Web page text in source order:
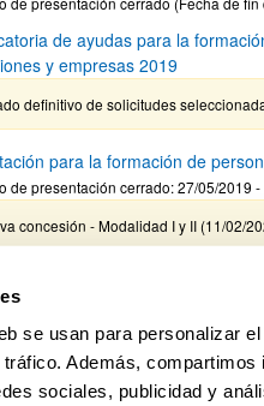
se usan para personalizar
Además,
sociales, publicidad y
de ayudas para la
y empresas 2019
definitivo de solicitudes
para la formación de
de presentación cerrado: 27/05/2019
concesión - Modalidad I y II (11/02/
Caixa" para estudios de
Página
1 ...